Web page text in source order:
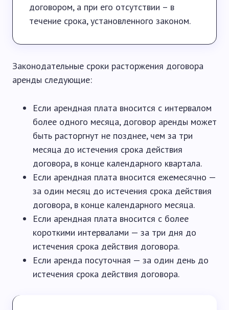
договором, а при его отсутствии – в
течение срока, установленного законом.
Законодательные сроки расторжения договора
аренды следующие:
Если арендная плата вносится с интервалом
более одного месяца, договор аренды может
быть расторгнут не позднее, чем за три
месяца до истечения срока действия
договора, в конце календарного квартала.
Если арендная плата вносится ежемесячно —
за один месяц до истечения срока действия
договора, в конце календарного месяца.
Если арендная плата вносится с более
короткими интервалами — за три дня до
истечения срока действия договора.
Если аренда посуточная — за один день до
истечения срока действия договора.